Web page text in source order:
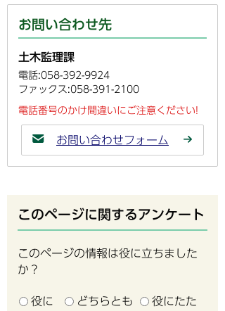
お問い合わせ先
土木監理課
電話:058-392-9924
ファックス:058-391-2100
電話番号のかけ間違いにご注意ください!
お問い合わせフォーム
このページに関するアンケート
このページの情報は役に立ちました
か？
役に
どちらとも
役にたた